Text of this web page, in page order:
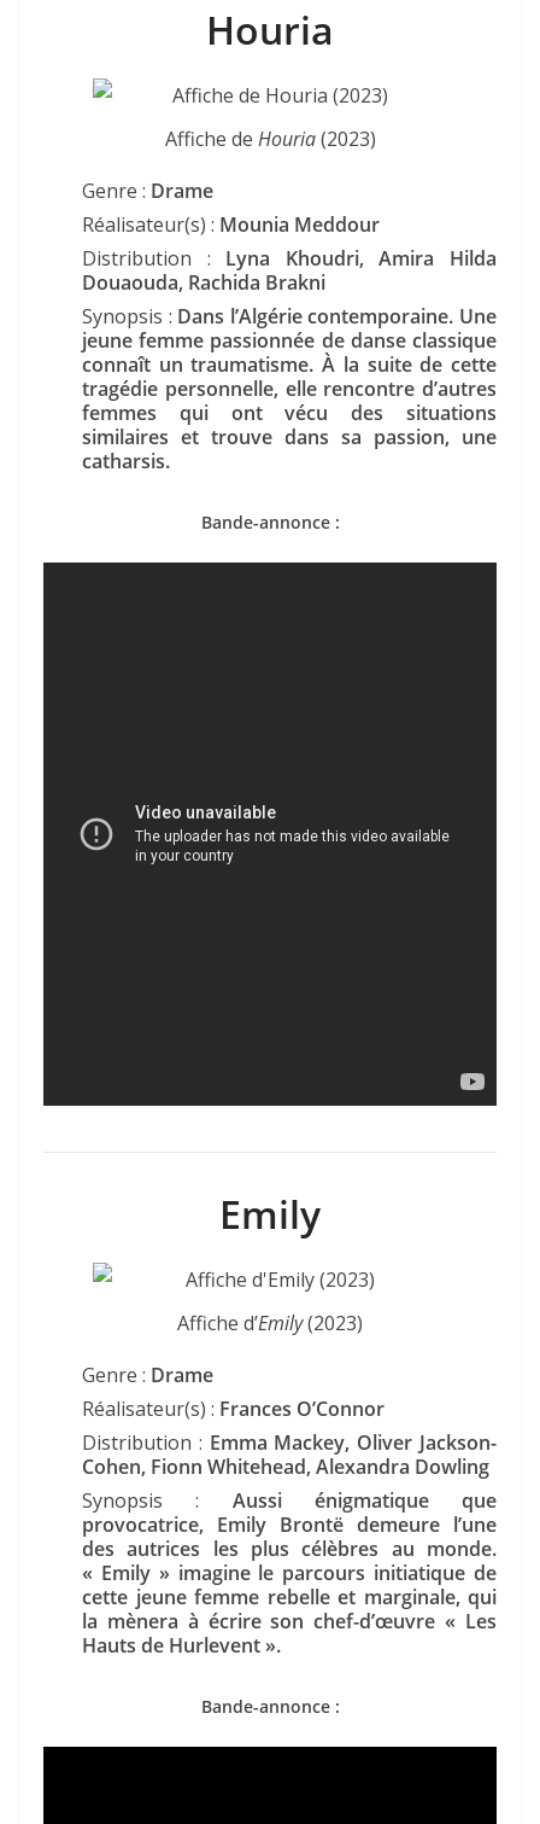
Houria
Affiche de Houria(2023)
Genre : Drame
Réalisateur(s) : Mounia Meddour
Distribution : Lyna Khoudri, Amira Hilda
Douaouda, Rachida Brakni
Synopsis : Dans l’Algérie contemporaine. Une
jeune femme passionnée de danse classique
connaît un traumatisme. À la suite de cette
tragédie personnelle, elle rencontre d’autres
femmes qui ont vécu des situations
similaires et trouve dans sa passion, une
catharsis.
Bande-annonce :
Emily
Affiche d’Emily(2023)
Genre : Drame
Réalisateur(s) : Frances O’Connor
Distribution : Emma Mackey, Oliver Jackson-
Cohen, Fionn Whitehead, Alexandra Dowling
Synopsis : Aussi énigmatique que
provocatrice, Emily Brontë demeure l’une
des autrices les plus célèbres au monde.
« Emily » imagine le parcours initiatique de
cette jeune femme rebelle et marginale, qui
la mènera à écrire son chef-d’œuvre « Les
Hauts de Hurlevent ».
Bande-annonce :